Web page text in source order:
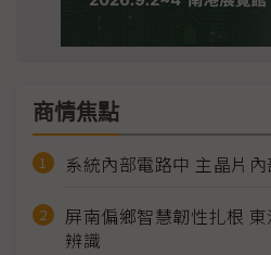
商情焦點
系統內部電路中 主晶片
屏南偏鄉智慧韌性扎根
辨識